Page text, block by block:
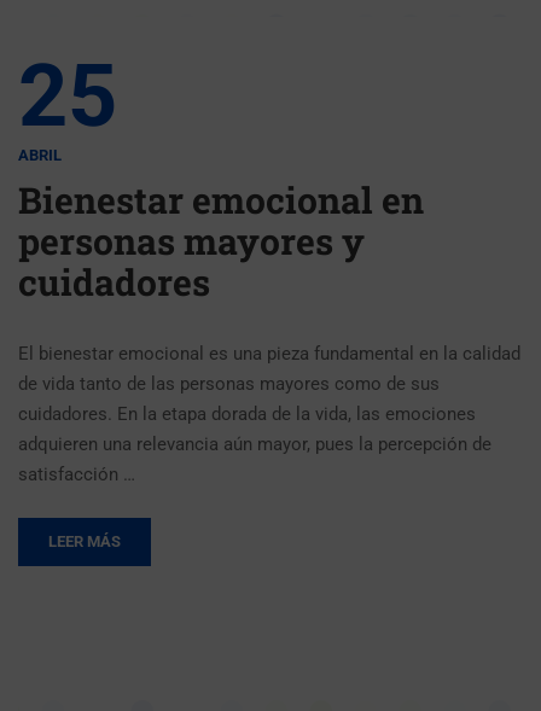
25
ABRIL
Bienestar emocional en
personas mayores y
cuidadores
El bienestar emocional es una pieza fundamental en la calidad
de vida tanto de las personas mayores como de sus
cuidadores. En la etapa dorada de la vida, las emociones
adquieren una relevancia aún mayor, pues la percepción de
satisfacción …
LEER MÁS